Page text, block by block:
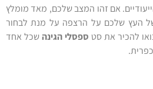
אם זהו המצב שלכם, מאד מומלץ
של העץ שלכם על הרצפה על מנת לבחור
להכיר את סט ספסלי הגינהשכל אחד